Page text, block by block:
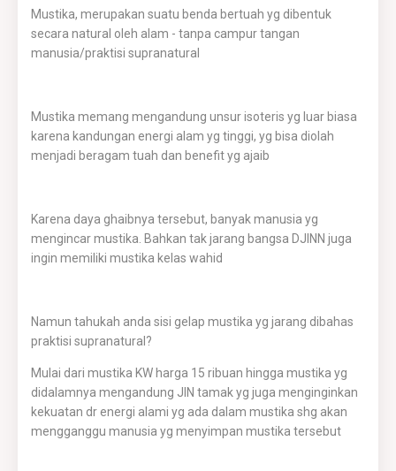
Mustika, merupakan suatu benda bertuah yg dibentuk
secara natural oleh alam - tanpa campur tangan
manusia/praktisi supranatural
Mustika memang mengandung unsur isoteris yg luar biasa
karena kandungan energi alam yg tinggi, yg bisa diolah
menjadi beragam tuah dan benefit yg ajaib
Karena daya ghaibnya tersebut, banyak manusia yg
mengincar mustika. Bahkan tak jarang bangsa DJINN juga
ingin memiliki mustika kelas wahid
Namun tahukah anda sisi gelap mustika yg jarang dibahas
praktisi supranatural?
Mulai dari mustika KW harga 15 ribuan hingga mustika yg
didalamnya mengandung JIN tamak yg juga menginginkan
kekuatan dr energi alami yg ada dalam mustika shg akan
mengganggu manusia yg menyimpan mustika tersebut